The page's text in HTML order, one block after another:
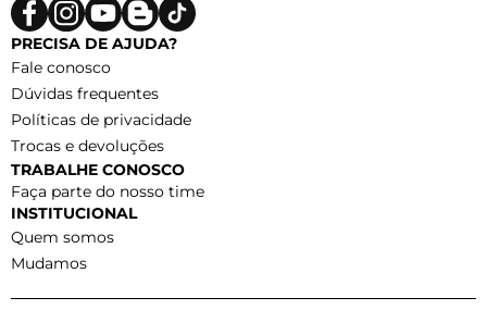
PRECISA DE AJUDA?
Fale conosco
Dúvidas frequentes
Políticas de privacidade
Trocas e devoluções
TRABALHE CONOSCO
Faça parte do nosso time
INSTITUCIONAL
Quem somos
Mudamos